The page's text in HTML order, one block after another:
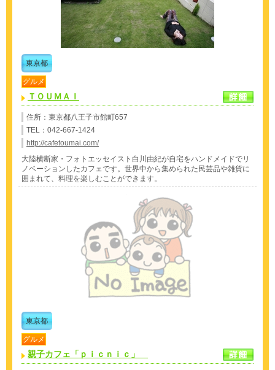
東京都
グルメ
ＴＯＵＭＡＩ
住所：東京都八王子市館町657
TEL：042-667-1424
http://cafetoumai.com/
大陸横断家・フォトエッセイスト白川由紀が自宅をハンドメイドでリ
ノベーションしたカフェです。世界中から集められた民芸品や雑貨に
囲まれて、料理を楽しむことができます。
東京都
グルメ
親子カフェ「ｐｉｃｎｉｃ」